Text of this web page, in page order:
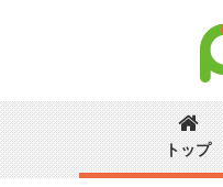
トップ